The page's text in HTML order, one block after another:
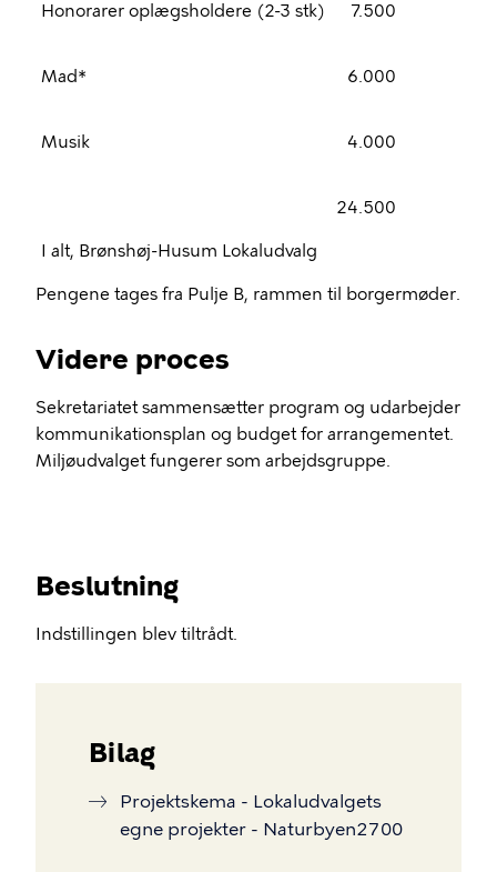
Honorarer oplægsholdere (2-3 stk) 7.500
Mad* 6.000
Musik 4.000
I alt, Brønshøj-Husum Lokaludvalg
24.500
Pengene tages fra Pulje B, rammen til borgermøder.
Videre proces
Sekretariatet sammensætter program og udarbejder
kommunikationsplan og budget for arrangementet.
Miljøudvalget fungerer som arbejdsgruppe.
Beslutning
Indstillingen blev tiltrådt.
Bilag
Projektskema - Lokaludvalgets
egne projekter - Naturbyen2700